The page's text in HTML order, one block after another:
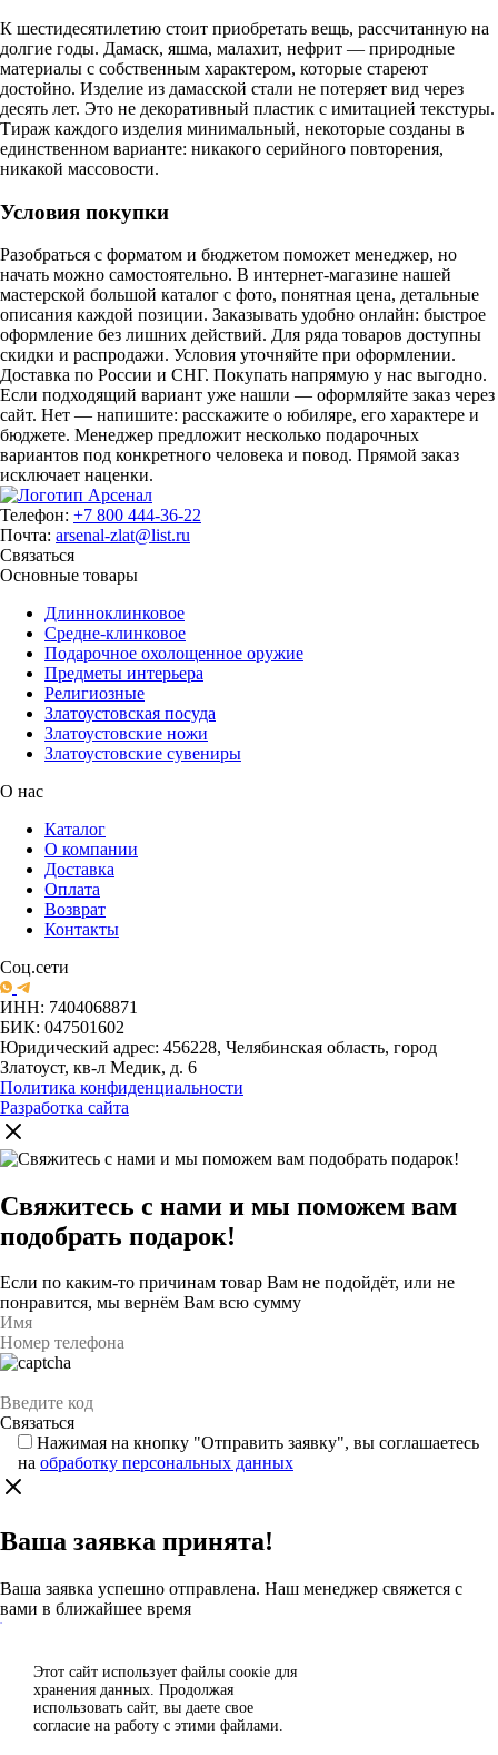
К шестидесятилетию стоит приобретать вещь, рассчитанную на
долгие годы. Дамаск, яшма, малахит, нефрит — природные
материалы с собственным характером, которые стареют
достойно. Изделие из дамасской стали не потеряет вид через
десять лет. Это не декоративный пластик с имитацией текстуры.
Тираж каждого изделия минимальный, некоторые созданы в
единственном варианте: никакого серийного повторения,
никакой массовости.
Условия покупки
Разобраться с форматом и бюджетом поможет менеджер, но
начать можно самостоятельно. В интернет-магазине нашей
мастерской большой каталог с фото, понятная цена, детальные
описания каждой позиции. Заказывать удобно онлайн: быстрое
оформление без лишних действий. Для ряда товаров доступны
скидки и распродажи. Условия уточняйте при оформлении.
Доставка по России и СНГ. Покупать напрямую у нас выгодно.
Если подходящий вариант уже нашли — оформляйте заказ через
сайт. Нет — напишите: расскажите о юбиляре, его характере и
бюджете. Менеджер предложит несколько подарочных
вариантов под конкретного человека и повод. Прямой заказ
исключает наценки.
Телефон: +7 800 444-36-22
Почта: arsenal-zlat@list.ru
Связаться
Основные товары
Длинноклинковое
Средне-клинковое
Подарочное охолощенное оружие
Предметы интерьера
Религиозные
Златоустовская посуда
Златоустовские ножи
Златоустовские сувениры
О нас
Каталог
О компании
Доставка
Оплата
Возврат
Контакты
Соц.сети
ИНН: 7404068871
БИК: 047501602
Юридический адрес: 456228, Челябинская область, город
Златоуст, кв-л Медик, д. 6
Политика конфиденциальности
Разработка сайта
Свяжитесь с нами и мы поможем вам
подобрать подарок!
Если по каким-то причинам товар Вам не подойдёт, или не
понравится, мы вернём Вам всю сумму
Нажимая на кнопку "Отправить заявку", вы соглашаетесь
на обработку персональных данных
Ваша заявка принята!
Ваша заявка успешно отправлена. Наш менеджер свяжется с
вами в ближайшее время
Каталог
Спасибо за отзыв!
Этот сайт использует файлы сoокіе для
хранения данных. Продолжая
использовать сайт, вы даете свое
согласие на работу с этими файлами.